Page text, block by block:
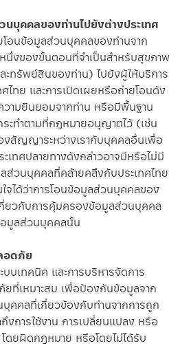
บุคคลของท่านไปยังต่างประเทศ
อนข้อมูลส่วนบุคคลของท่านจาก
นึ่งของขั้นตอนที่จำเป็นสำหรับสุขภาพ
ทรัพย์สินของท่าน) ไปยังผู้ให้บริการ
ทย และการเปิดเผยหรือถ่ายโอนดัง
วามยินยอมจากท่าน หรือมีพื้นฐาน
ะทำตามที่กฎหมายอนุญาตไว้ (เช่น
สัญญาระหว่างเรากับบุคคลอื่นเพื่อ
เทศปลายทางดังกล่าวอาจมีหรือไม่มี
ส่วนบุคคลที่คล้ายคลึงกับประเทศไทย
ใจได้ว่าการโอนข้อมูลส่วนบุคคลของ
กี่ยวกับการคุ้มครองข้อมูลส่วนบุคคล
อมูลส่วนบุคคลนั้น
อดภัย
บบเทคนิค และการบริหารจัดการ
ยที่เหมาะสม เพื่อป้องกันข้อมูลจาก
คคลที่เกี่ยวข้องกับท่านจากการถูก
งการใช้งาน การเปลี่ยนแปลง หรือ
โดยผิดกฎหมาย หรือโดยไม่ได้รับ